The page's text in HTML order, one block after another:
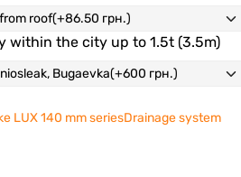
within the city up to 1.5t (3.5m)
LUX 140 mm seriesDrainage system